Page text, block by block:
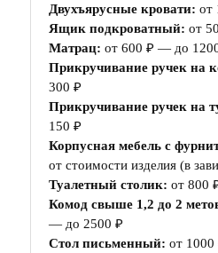
Двухъярусные кровати: от
Ящик подкроватный: от
Матрац: от 600 ₽ — до
Прикручивание ручек на
300 ₽
Прикручивание ручек на
150 ₽
Корпусная мебель с
от стоимости изделия (в
Туалетный столик: от 800
Комод свыше 1,2 до 2
— до 2500 ₽
Стол письменный: от